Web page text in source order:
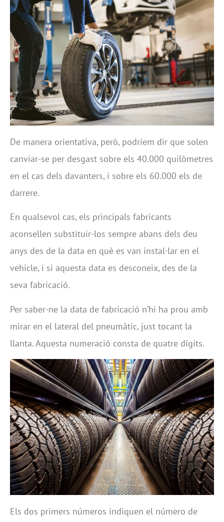
De manera orientativa, però, podríem dir que solen
canviar-se per desgast sobre els 40.000 quilòmetres
en el cas dels davanters, i sobre els 60.000 els de
darrere.
En qualsevol cas, els principals fabricants
aconsellen substituir-los sempre abans dels deu
anys des de la data en què es van instal·lar en el
vehicle, i si aquesta data es desconeix, des de la
seva fabricació.
Per saber-ne la data de fabricació n’hi ha prou amb
mirar en el lateral del pneumàtic, just tocant la
llanta. Aquesta numeració consta de quatre dígits.
Els dos primers números indiquen el número de